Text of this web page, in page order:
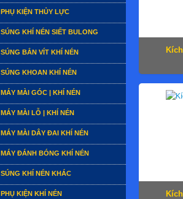
PHỤ KIỆN THỦY LỰC
SÚNG KHÍ NÉN SIẾT BULONG
SÚNG BẮN VÍT KHÍ NÉN
SÚNG KHOAN KHÍ NÉN
MÁY MÀI GÓC | KHÍ NÉN
MÁY MÀI LỖ | KHÍ NÉN
MÁY MÀI DÂY ĐAI KHÍ NÉN
MÁY ĐÁNH BÓNG KHÍ NÉN
SÚNG KHÍ NÉN KHÁC
PHỤ KIỆN KHÍ NÉN